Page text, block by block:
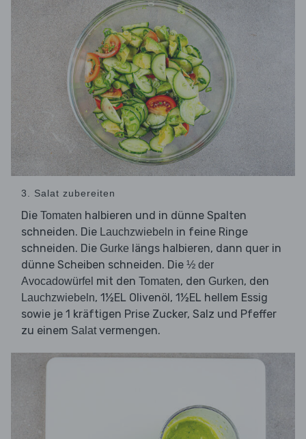
3. Salat zubereiten
Die Tomaten halbieren und in dünne Spalten
schneiden. Die Lauchzwiebeln in feine Ringe
schneiden. Die Gurke längs halbieren, dann quer in
dünne Scheiben schneiden. Die ½ der
Avocadowürfel mit den Tomaten, den Gurken, den
Lauchzwiebeln, 1½EL Olivenöl, 1½EL hellem Essig
sowie je 1 kräftigen Prise Zucker, Salz und Pfeffer
zu einem Salatvermengen.